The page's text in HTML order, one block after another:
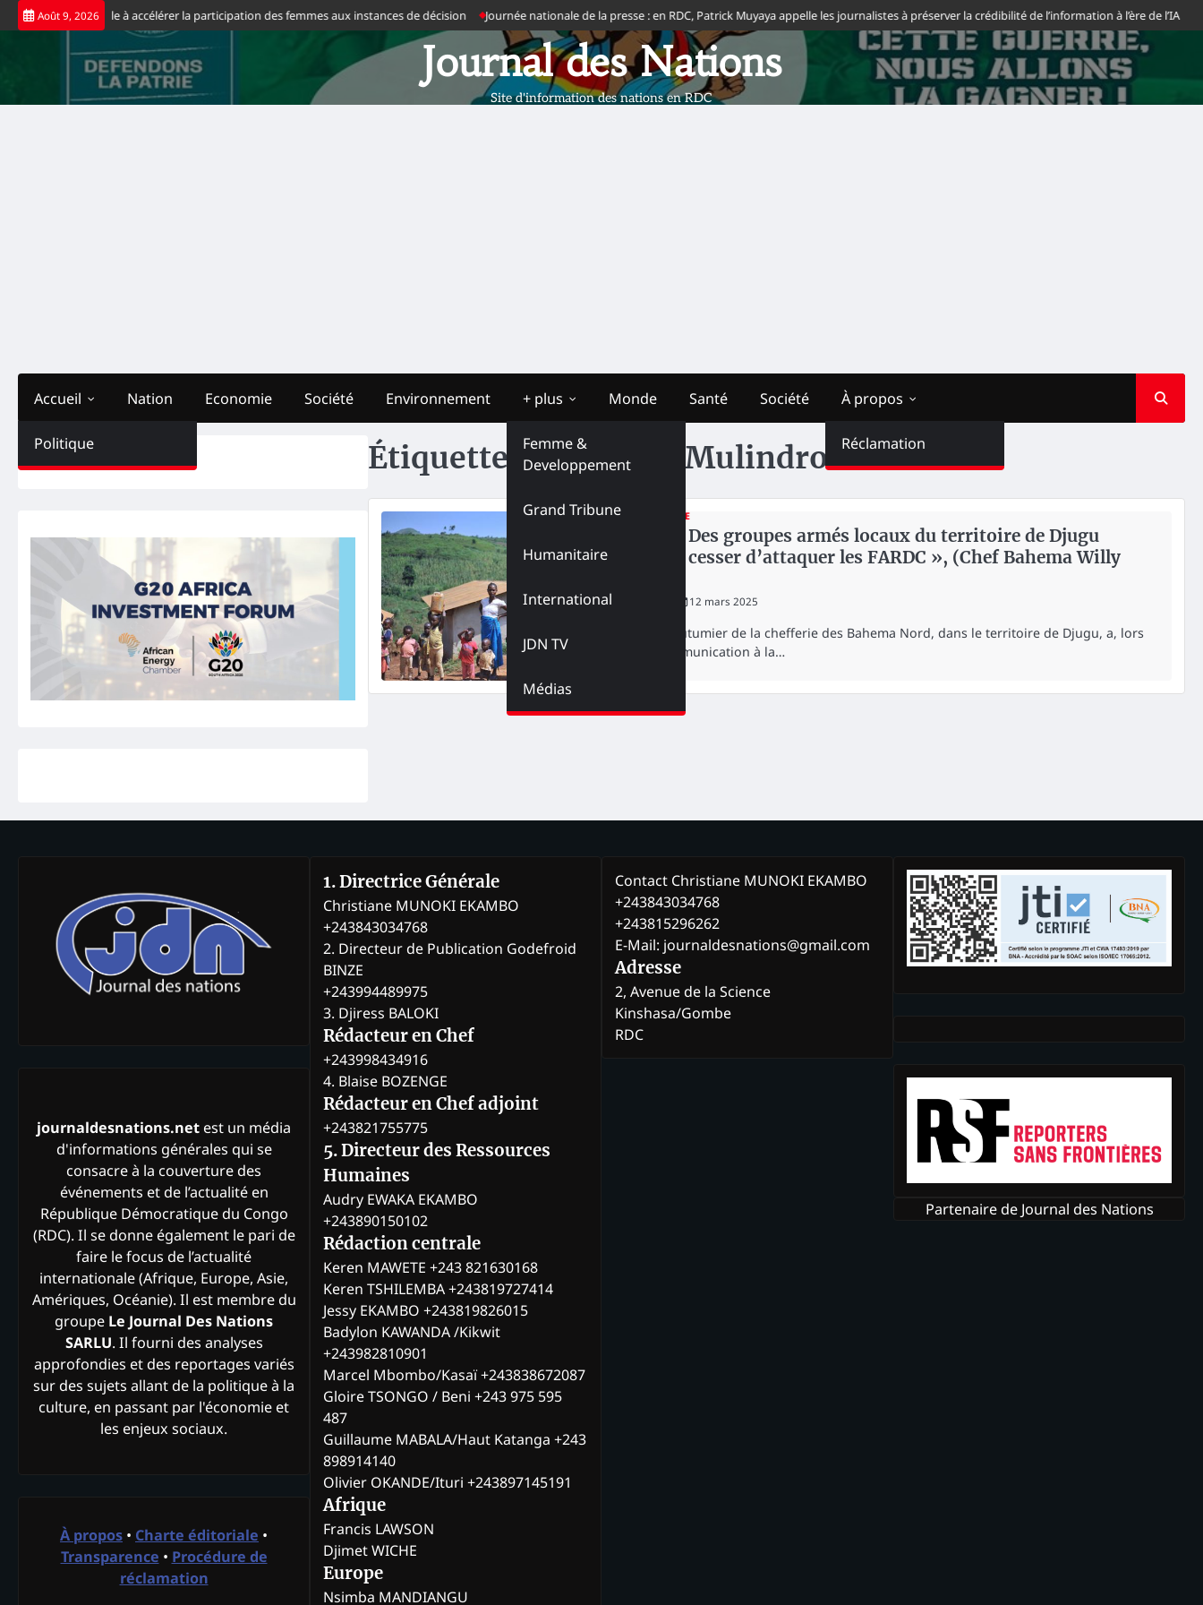
Skip
to
Août 9, 2026
Suminwa appelle à accélérer la participation des femmes aux instances de décision Journée nationale de la presse : en RDC, Patrick Muyaya appelle les journalistes à préserver la crédibilité de l’information à l’ère de l’IA
Journal des Nations
Site d'information des nations en RDC
Accueil
Politique
Nation Economie Société Environnement + plus
Femme &
Developpement
Grand Tribune
Humanitaire
International
JDN TV
Médias
Monde Santé Société À propos
Réclamation
Étiquette :Willy Pilo Mulindro
HUMANITAIRE
Ituri : « Des groupes armés locaux du territoire de Djugu
doivent cesser d’attaquer les FARDC », (Chef Bahema Willy
12 mars 2025
Le chef coutumier de la chefferie des Bahema Nord, dans le territoire de Djugu, a, lors
d’une communication à la…
journaldesnations.net est un média
d'informations générales qui se
consacre à la couverture des
événements et de l’actualité en
République Démocratique du Congo
(RDC). Il se donne également le pari de
faire le focus de l’actualité
internationale (Afrique, Europe, Asie,
Amériques, Océanie). Il est membre du
groupe Le Journal Des Nations
SARLU. Il fourni des analyses
approfondies et des reportages variés
sur des sujets allant de la politique à la
culture, en passant par l'économie et
les enjeux sociaux.
À propos • Charte éditoriale •
Transparence • Procédure de
réclamation
1. Directrice Générale
Christiane MUNOKI EKAMBO
+243843034768
2. Directeur de Publication Godefroid
BINZE
+243994489975
3. Djiress BALOKI
Rédacteur en Chef
+243998434916
4. Blaise BOZENGE
Rédacteur en Chef adjoint
+243821755775
5. Directeur des Ressources
Humaines
Audry EWAKA EKAMBO
+243890150102
Rédaction centrale
Keren MAWETE +243 821630168
Keren TSHILEMBA +243819727414
Jessy EKAMBO +243819826015
Badylon KAWANDA /Kikwit
+243982810901
Marcel Mbombo/Kasaï +243838672087
Gloire TSONGO / Beni +243 975 595
487
Guillaume MABALA/Haut Katanga +243
898914140
Olivier OKANDE/Ituri +243897145191
Afrique
Francis LAWSON
Djimet WICHE
Europe
Nsimba MANDIANGU
Contact Christiane MUNOKI EKAMBO
+243843034768
+243815296262
E-Mail: journaldesnations@gmail.com
Adresse
2, Avenue de la Science
Kinshasa/Gombe
RDC
Partenaire de Journal des Nations